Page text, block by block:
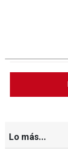
Lo más...